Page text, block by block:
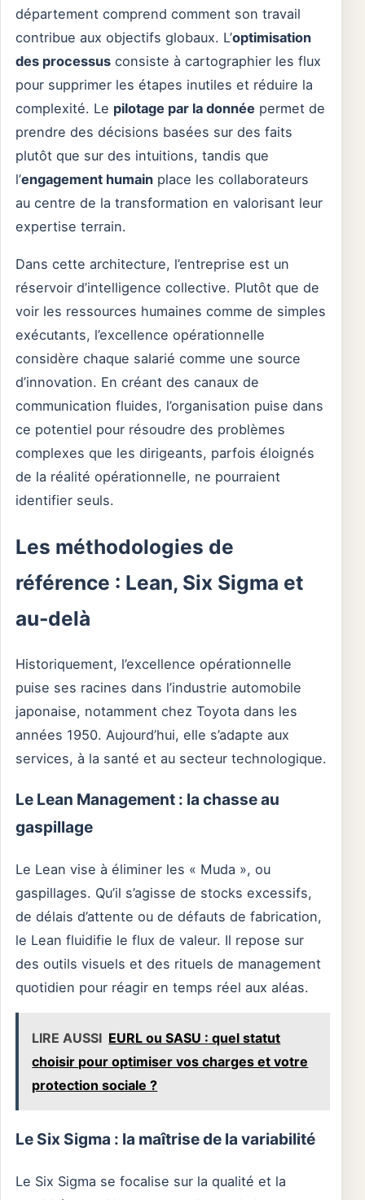
département comprend comment son travail
contribue aux objectifs globaux. L’optimisation
des processus consiste à cartographier les flux
pour supprimer les étapes inutiles et réduire la
complexité. Le pilotage par la donnée permet de
prendre des décisions basées sur des faits
plutôt que sur des intuitions, tandis que
l’engagement humain place les collaborateurs
au centre de la transformation en valorisant leur
expertise terrain.
Dans cette architecture, l’entreprise est un
réservoir d’intelligence collective. Plutôt que de
voir les ressources humaines comme de simples
exécutants, l’excellence opérationnelle
considère chaque salarié comme une source
d’innovation. En créant des canaux de
communication fluides, l’organisation puise dans
ce potentiel pour résoudre des problèmes
complexes que les dirigeants, parfois éloignés
de la réalité opérationnelle, ne pourraient
identifier seuls.
Les méthodologies de
référence : Lean, Six Sigma et
au-delà
Historiquement, l’excellence opérationnelle
puise ses racines dans l’industrie automobile
japonaise, notamment chez Toyota dans les
années 1950. Aujourd’hui, elle s’adapte aux
services, à la santé et au secteur technologique.
Le Lean Management : la chasse au
gaspillage
Le Lean vise à éliminer les « Muda », ou
gaspillages. Qu’il s’agisse de stocks excessifs,
de délais d’attente ou de défauts de fabrication,
le Lean fluidifie le flux de valeur. Il repose sur
des outils visuels et des rituels de management
quotidien pour réagir en temps réel aux aléas.
LIRE AUSSI EURL ou SASU : quel statut
choisir pour optimiser vos charges et votre
protection sociale ?
Le Six Sigma : la maîtrise de la variabilité
Le Six Sigma se focalise sur la qualité et la